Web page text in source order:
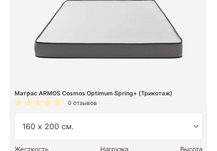
Матрас ARMOS Cosmos Optimum Spring+ (Трикотаж)
0 отзывов
Жесткость Нагрузка Высота